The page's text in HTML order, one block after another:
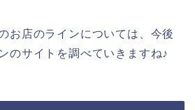
お店のラインについては、今後
のサイトを調べていきますね♪